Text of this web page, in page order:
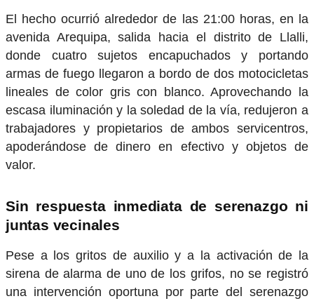
El hecho ocurrió alrededor de las 21:00 horas, en la
avenida Arequipa, salida hacia el distrito de Llalli,
donde cuatro sujetos encapuchados y portando
armas de fuego llegaron a bordo de dos motocicletas
lineales de color gris con blanco. Aprovechando la
escasa iluminación y la soledad de la vía, redujeron a
trabajadores y propietarios de ambos servicentros,
apoderándose de dinero en efectivo y objetos de
valor.
Sin respuesta inmediata de serenazgo ni
juntas vecinales
Pese a los gritos de auxilio y a la activación de la
sirena de alarma de uno de los grifos, no se registró
una intervención oportuna por parte del serenazgo